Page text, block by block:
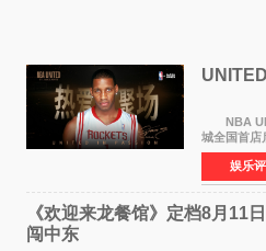
NBA
城全国首店
爱 2026
州正弘城正
娱乐
《欢迎来龙餐馆》定档8月11
闯中东